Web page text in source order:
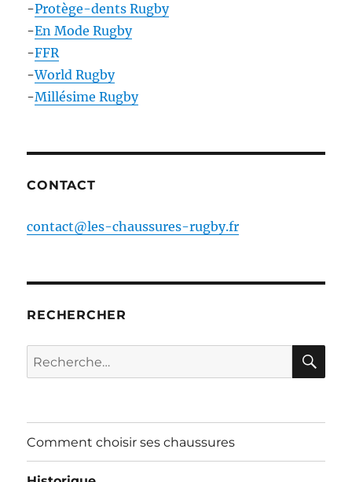
-Protège-dents Rugby
-En Mode Rugby
-FFR
-World Rugby
-Millésime Rugby
CONTACT
contact@les-chaussures-rugby.fr
RECHERCHER
Recherche
pour :
Comment choisir ses chaussures